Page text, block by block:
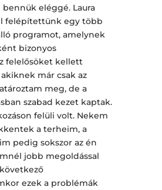
eléggé. Laura
felépítettünk egy több
programot, amelynek
bizonyos
felelősöket kellett
már csak az
meg, de a
szabad kezet kaptak.
felüli volt. Nekem
a terheim, a
pedig sokszor az én
jobb megoldással
ezek a problémák